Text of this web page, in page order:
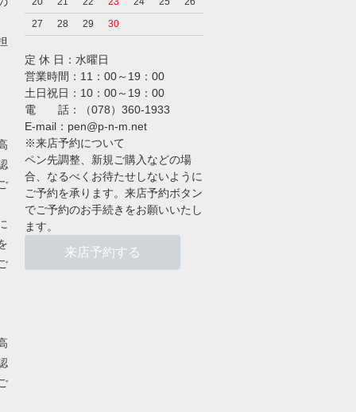
27
28 29 30
定 休 日：水曜日
営業時間：11：00～19：00
土日祝日：10：00～19：00
電 話：（078）360-1933
E-mail：pen@p-n-m.net
※来店予約について
ペン先調整、新規ご購入などの場
合、なるべくお待たせしないように
ご予約を承ります。来店予約ボタン
でご予約のお手続きをお願いいたし
ます。
来店予約する